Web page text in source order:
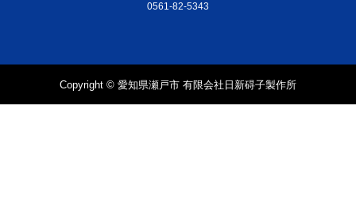
0561-82-5343
Copyright © 愛知県瀬戸市 有限会社日新碍子製作所